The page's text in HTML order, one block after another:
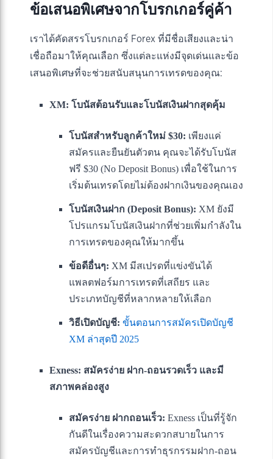
ข้อเสนอพิเศษจากโบรกเกอร์คู่ค้า
เราได้คัดสรรโบรกเกอร์ Forex ที่มีชื่อเสียงและน่า
เชื่อถือมาให้คุณเลือก ซึ่งแต่ละแห่งมีจุดเด่นและข้อ
เสนอพิเศษที่จะช่วยสนับสนุนการเทรดของคุณ:
XM: โบนัสต้อนรับและโบนัสเงินฝากสุดคุ้ม
โบนัสสำหรับลูกค้าใหม่ $30: เพียงแค่
สมัครและยืนยันตัวตน คุณจะได้รับโบนัส
ฟรี $30 (No Deposit Bonus) เพื่อใช้ในการ
เริ่มต้นเทรดโดยไม่ต้องฝากเงินของคุณเอง
โบนัสเงินฝาก (Deposit Bonus): XM ยังมี
โปรแกรมโบนัสเงินฝากที่ช่วยเพิ่มกำลังใน
การเทรดของคุณให้มากขึ้น
ข้อดีอื่นๆ: XM มีสเปรดที่แข่งขันได้
แพลตฟอร์มการเทรดที่เสถียร และ
ประเภทบัญชีที่หลากหลายให้เลือก
วิธีเปิดบัญชี: ขั้นตอนการสมัครเปิดบัญชี
XM ล่าสุดปี 2025
Exness: สมัครง่าย ฝาก-ถอนรวดเร็ว และมี
สภาพคล่องสูง
สมัครง่าย ฝากถอนเร็ว: Exness เป็นที่รู้จัก
กันดีในเรื่องความสะดวกสบายในการ
สมัครบัญชีและการทำธุรกรรมฝาก-ถอน